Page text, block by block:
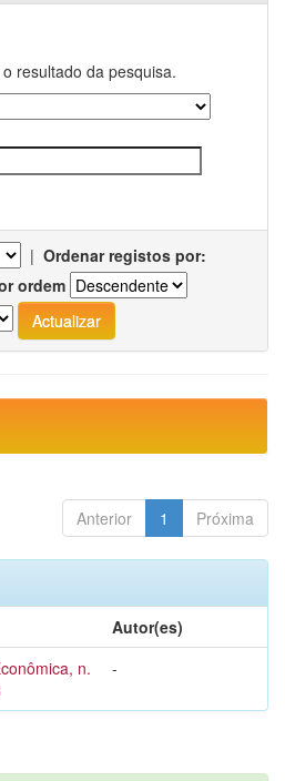
resultado da pesquisa.
| Ordenar registos por:
ordem
Anterior 1 Próxima
Autor(es)
n.
-